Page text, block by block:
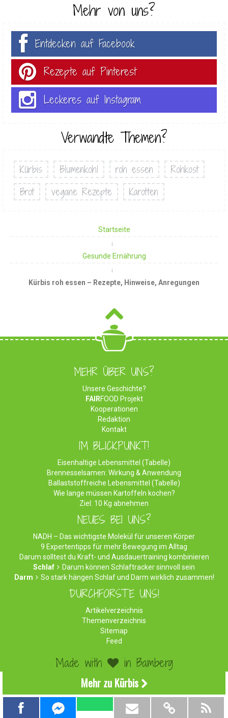
Mehr zu Kürbis
Mehr von uns?
Entdecken auf Facebook
Rezepte auf Pinterest
Leckeres auf Instagram
Verwandte Themen?
Kürbis Blumenkohl roh essen
Rohkost
Brot
vegane Rezepte Karotten
Startseite
Gesunde Ernährung
Kürbis roh essen – Rezepte, Hinweise, Anregungen
MEHR ÜBER UNS?
Unsere Geschichte?
FAIRFOOD Projekt
Kooperationen
Redaktion
Kontakt
IM BLICKPUNKT!
Eisenhaltige Lebensmittel (Tabelle)
Brennesselsamen: Wirkung & Anwendung
Ballaststoffreiche Lebensmittel (Tabelle)
Wie lange müssen Kartoffeln kochen?
Ziel: 10 Kg abnehmen
NEUES BEI UNS?
NADH – Das wichtigste Molekül für unseren Körper
9 Expertentipps für mehr Bewegung im Alltag
Darum solltest du Kraft- und Ausdauertraining kombinieren
Schlaf
Darum können Schlaftracker sinnvoll sein
Darm
So stark hängen Schlaf und Darm wirklich zusammen!
DURCHFORSTE UNS!
Artikelverzeichnis
Themenverzeichnis
Sitemap
Feed
Made with in Bamberg
©2026 WirEssenGesund.de - Gesunde Ernährung & leckere
Rezepte!
Impressum
Datenschutz Werben